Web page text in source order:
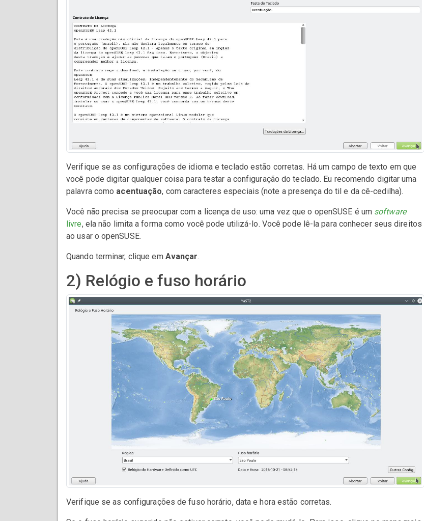
Verifique se as configurações de idioma e teclado estão corretas. Há um campo de texto em que
você pode digitar qualquer coisa para testar a configuração do teclado. Eu recomendo digitar uma
palavra como acentuação, com caracteres especiais (note a presença do til e da cê-cedilha).
Você não precisa se preocupar com a licença de uso: uma vez que o openSUSE é um software
livre, ela não limita a forma como você pode utilizá-lo. Você pode lê-la para conhecer seus direitos
ao usar o openSUSE.
Quando terminar, clique em Avançar.
2) Relógio e fuso horário
Verifique se as configurações de fuso horário, data e hora estão corretas.